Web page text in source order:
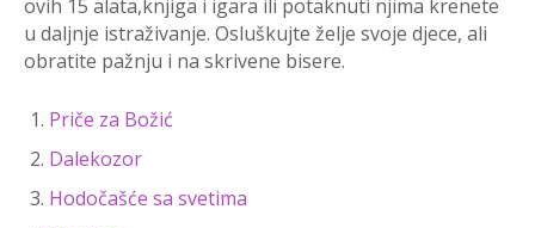
ovih 15 alata,knjiga i igara ili potaknuti njima krenete
u daljnje istraživanje. Osluškujte želje svoje djece, ali
obratite pažnju i na skrivene bisere.
Priče za Božić
Dalekozor
Hodočašće sa svetima